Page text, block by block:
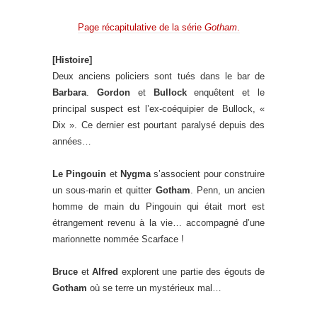
Page récapitulative de la série Gotham.
[Histoire]
Deux anciens policiers sont tués dans le bar de
Barbara. Gordonet Bullockenquêtent et le
principal suspect est l’ex-coéquipier de Bullock, «
Dix ». Ce dernier est pourtant paralysé depuis des
années…
Le Pingouin et Nygmas’associent pour construire
un sous-marin et quitter Gotham. Penn, un ancien
homme de main du Pingouin qui était mort est
étrangement revenu à la vie… accompagné d’une
marionnette nommée Scarface !
Bruce et Alfred explorent une partie des égouts de
Gotham où se terre un mystérieux mal…